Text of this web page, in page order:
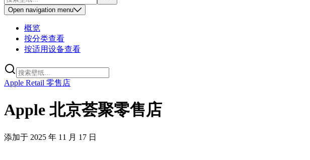
Open navigation menu
概览
按分类查看
按适用设备查看
Apple Retail 零售店
Apple 北京荟聚零售店
添加于 2025 年 11 月 17 日